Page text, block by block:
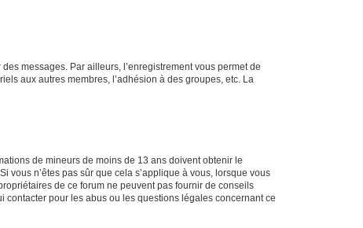
messages. Par ailleurs, l’enregistrement vous permet de
aux autres membres, l’adhésion à des groupes, etc. La
de mineurs de moins de 13 ans doivent obtenir le
vous n’êtes pas sûr que cela s’applique à vous, lorsque vous
de ce forum ne peuvent pas fournir de conseils
pour les abus ou les questions légales concernant ce